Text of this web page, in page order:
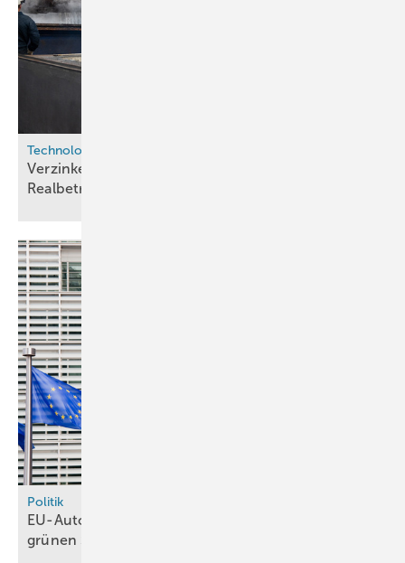
Technologie
Verzinkerei testet Wasserstoffbrenner im
Realbetrieb
Politik
EU-Automotive-Paket sieht Vorschriften für
grünen Stahl